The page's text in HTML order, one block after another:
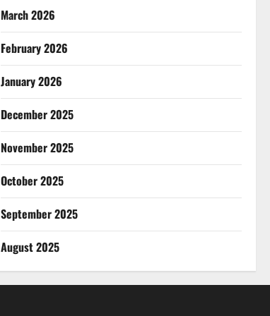
March 2026
February 2026
January 2026
December 2025
November 2025
October 2025
September 2025
August 2025